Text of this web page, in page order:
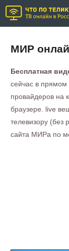
МИР
Бесплатная
сейчас в
провайдеров на
браузере. live
телевизору (без
сайта МИРа по